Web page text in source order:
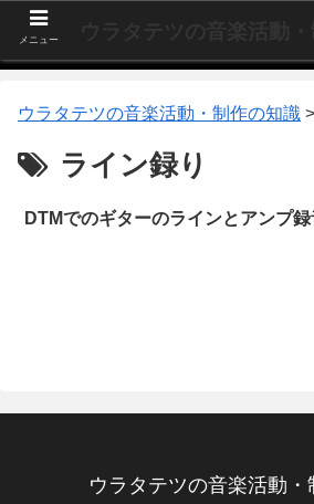
ウラタテツの音楽活動・制作の知識 >
ライン録り
DTMでのギターのラインとアンプ録
ウラタテツの音楽活動・
メニュー